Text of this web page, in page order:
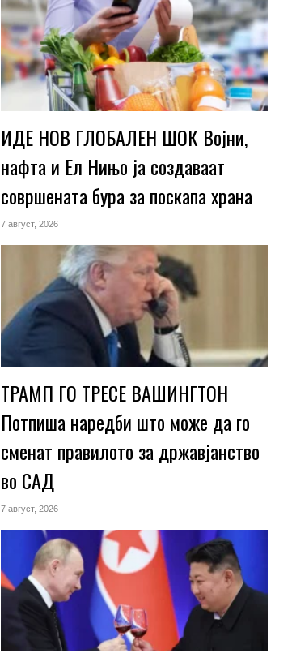
ИДЕ НОВ ГЛОБАЛЕН ШОК Војни,
нафта и Ел Нињо ја создаваат
совршената бура за поскапа храна
7 август, 2026
ТРАМП ГО ТРЕСЕ ВАШИНГТОН
Потпиша наредби што може да го
сменат правилото за државјанство
во САД
7 август, 2026